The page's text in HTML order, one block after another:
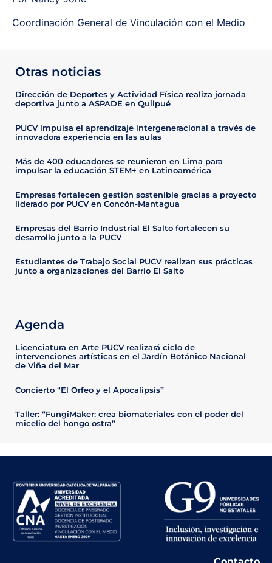
Coordinación General de Vinculación con el Medio
Otras noticias
Dirección de Deportes y Actividad Física realiza jornada
deportiva junto a ASPADE en Quilpué
PUCV impulsa el aprendizaje intergeneracional a través de
innovadora experiencia en las aulas
Más de 400 educadores se reunieron en Lima para
impulsar la educación STEM+ en Latinoamérica
Empresas fortalecen gestión sostenible gracias a proyecto
liderado por PUCV en Concón-Mantagua
Empresas del Barrio Industrial El Salto fortalecen su
desarrollo junto a la PUCV
Estudiantes de Trabajo Social PUCV realizan sus prácticas
junto a organizaciones del Barrio El Salto
Agenda
Licenciatura en Arte PUCV realizará ciclo de
intervenciones artísticas en el Jardín Botánico Nacional
de Viña del Mar
Concierto “El Orfeo y el Apocalipsis”
Taller: “FungiMaker: crea biomateriales con el poder del
micelio del hongo ostra”